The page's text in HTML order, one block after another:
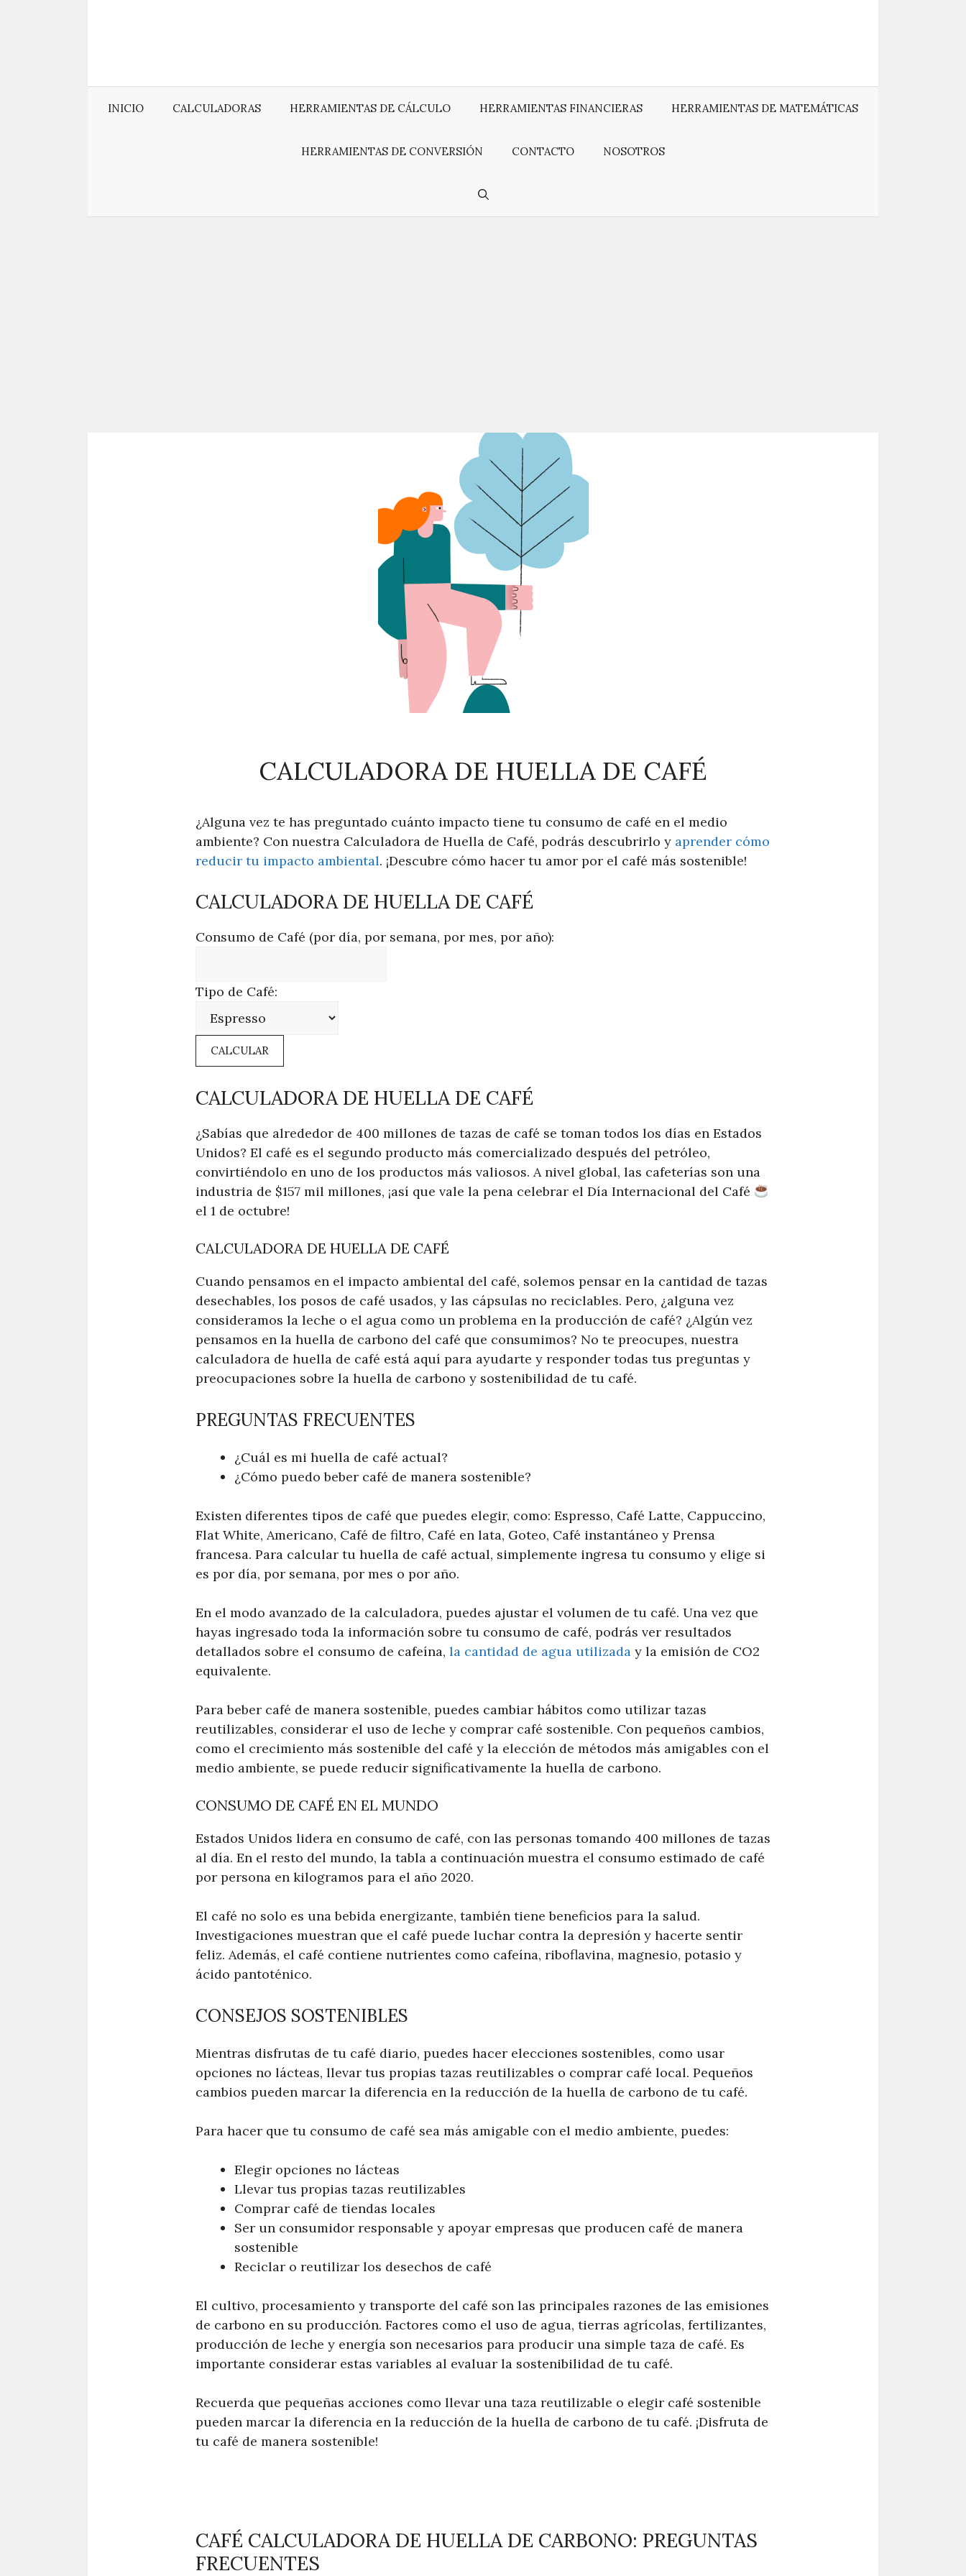
INICIO CALCULADORAS HERRAMIENTAS DE CÁLCULO HERRAMIENTAS FINANCIERAS HERRAMIENTAS DE MATEMÁTICAS
HERRAMIENTAS DE CONVERSIÓN CONTACTO NOSOTROS
CALCULADORA DE HUELLA DE CAFÉ
¿Alguna vez te has preguntado cuánto impacto tiene tu consumo de café en el medio
ambiente? Con nuestra Calculadora de Huella de Café, podrás descubrirlo y aprender cómo
reducir tu impacto ambiental. ¡Descubre cómo hacer tu amor por el café más sostenible!
CALCULADORA DE HUELLA DE CAFÉ
Consumo de Café (por día, por semana, por mes, por año):
Tipo de Café:
CALCULAR
CALCULADORA DE HUELLA DE CAFÉ
¿Sabías que alrededor de 400 millones de tazas de café se toman todos los días en Estados
Unidos? El café es el segundo producto más comercializado después del petróleo,
convirtiéndolo en uno de los productos más valiosos. A nivel global, las cafeterías son una
industria de $157 mil millones, ¡así que vale la pena celebrar el Día Internacional del Café
el 1 de octubre!
CALCULADORA DE HUELLA DE CAFÉ
Cuando pensamos en el impacto ambiental del café, solemos pensar en la cantidad de tazas
desechables, los posos de café usados, y las cápsulas no reciclables. Pero, ¿alguna vez
consideramos la leche o el agua como un problema en la producción de café? ¿Algún vez
pensamos en la huella de carbono del café que consumimos? No te preocupes, nuestra
calculadora de huella de café está aquí para ayudarte y responder todas tus preguntas y
preocupaciones sobre la huella de carbono y sostenibilidad de tu café.
PREGUNTAS FRECUENTES
¿Cuál es mi huella de café actual?
¿Cómo puedo beber café de manera sostenible?
Existen diferentes tipos de café que puedes elegir, como: Espresso, Café Latte, Cappuccino,
Flat White, Americano, Café de filtro, Café en lata, Goteo, Café instantáneo y Prensa
francesa. Para calcular tu huella de café actual, simplemente ingresa tu consumo y elige si
es por día, por semana, por mes o por año.
En el modo avanzado de la calculadora, puedes ajustar el volumen de tu café. Una vez que
hayas ingresado toda la información sobre tu consumo de café, podrás ver resultados
detallados sobre el consumo de cafeína, la cantidad de agua utilizada y la emisión de CO2
equivalente.
Para beber café de manera sostenible, puedes cambiar hábitos como utilizar tazas
reutilizables, considerar el uso de leche y comprar café sostenible. Con pequeños cambios,
como el crecimiento más sostenible del café y la elección de métodos más amigables con el
medio ambiente, se puede reducir significativamente la huella de carbono.
CONSUMO DE CAFÉ EN EL MUNDO
Estados Unidos lidera en consumo de café, con las personas tomando 400 millones de tazas
al día. En el resto del mundo, la tabla a continuación muestra el consumo estimado de café
por persona en kilogramos para el año 2020.
El café no solo es una bebida energizante, también tiene beneficios para la salud.
Investigaciones muestran que el café puede luchar contra la depresión y hacerte sentir
feliz. Además, el café contiene nutrientes como cafeína, riboflavina, magnesio, potasio y
ácido pantoténico.
CONSEJOS SOSTENIBLES
Mientras disfrutas de tu café diario, puedes hacer elecciones sostenibles, como usar
opciones no lácteas, llevar tus propias tazas reutilizables o comprar café local. Pequeños
cambios pueden marcar la diferencia en la reducción de la huella de carbono de tu café.
Para hacer que tu consumo de café sea más amigable con el medio ambiente, puedes:
Elegir opciones no lácteas
Llevar tus propias tazas reutilizables
Comprar café de tiendas locales
Ser un consumidor responsable y apoyar empresas que producen café de manera
sostenible
Reciclar o reutilizar los desechos de café
El cultivo, procesamiento y transporte del café son las principales razones de las emisiones
de carbono en su producción. Factores como el uso de agua, tierras agrícolas, fertilizantes,
producción de leche y energía son necesarios para producir una simple taza de café. Es
importante considerar estas variables al evaluar la sostenibilidad de tu café.
Recuerda que pequeñas acciones como llevar una taza reutilizable o elegir café sostenible
pueden marcar la diferencia en la reducción de la huella de carbono de tu café. ¡Disfruta de
tu café de manera sostenible!
CAFÉ CALCULADORA DE HUELLA DE CARBONO: PREGUNTAS
FRECUENTES